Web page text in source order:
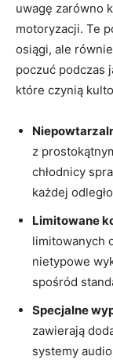
uwagę zarówno
motoryzacji. Te
osiągi, ale
poczuć podczas
które czynią
z
chłodnicy
każdej
Limitowane
limitowanych
nietypowe
spośród
Specjalne
zawierają
systemy